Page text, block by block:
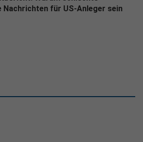
Nachrichten für US-Anleger sein